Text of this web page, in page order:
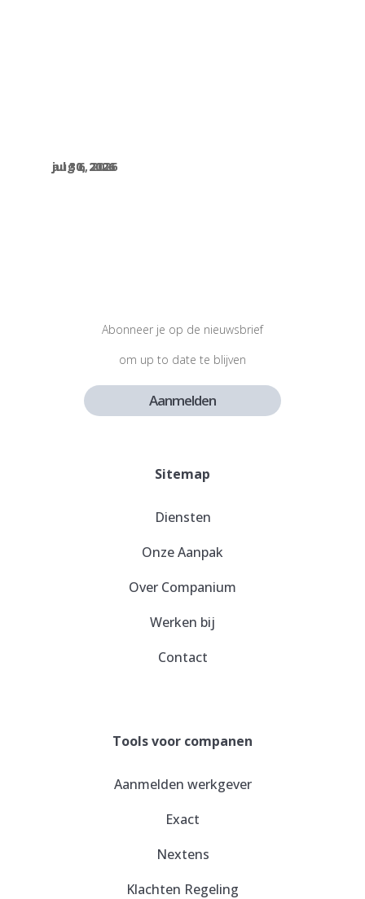
aug 6, 2026
jul 30, 2026
jul 30, 2026
Abonneer je op de nieuwsbrief
om up to date te blijven
Aanmelden
Sitemap
Diensten
Onze Aanpak
Over Companium
Werken bij
Contact
Tools voor companen
Aanmelden werkgever
Exact
Nextens
Klachten Regeling